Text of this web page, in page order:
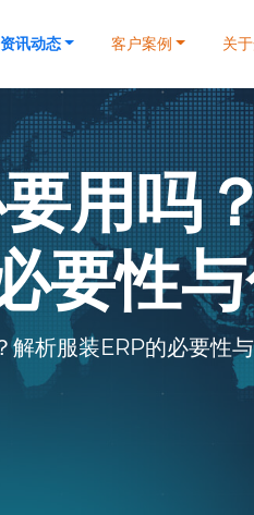
资讯动态 客户案例 关
用吗
要性
解析服装ERP的必要性